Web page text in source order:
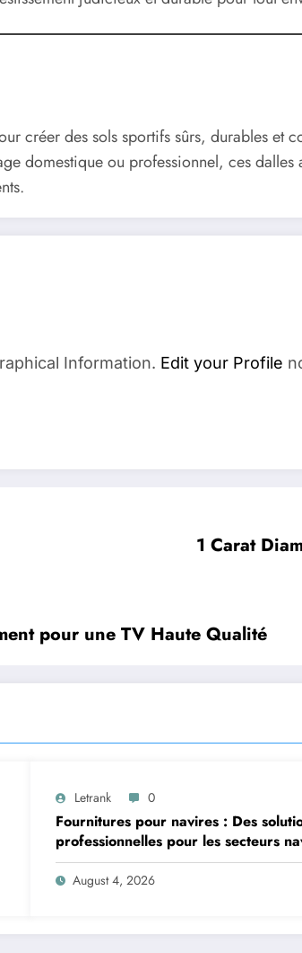
créer des sols sportifs sûrs, durables et
domestique ou professionnel, ces
Information. Edit your Profile
1 Carat
pour une TV Haute Qualité
Letrank 0
Fournitures pour navires : Des
professionnelles pour les secteurs
et offshore
August 4, 2026